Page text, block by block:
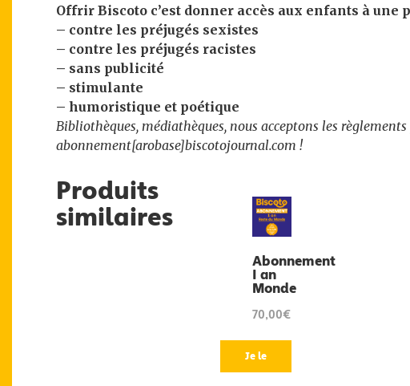
Offrir Biscoto c’est donner accès aux enfants à une
– contre les préjugés sexistes
– contre les préjugés racistes
– sans publicité
– stimulante
– humoristique et poétique
Bibliothèques, médiathèques, nous acceptons les
abonnement[arobase]biscotojournal.com !
Produits
similaires
Abonnement
1 an
Monde
70,00€
Je le